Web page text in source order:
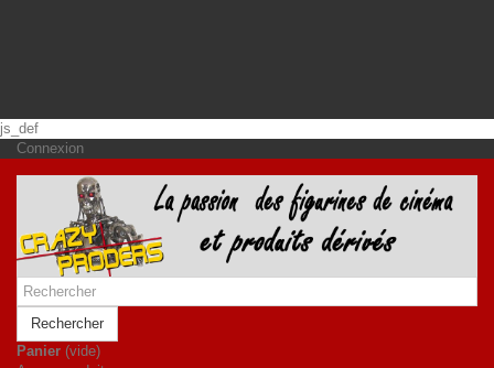
js_def
Connexion
Rechercher
Panier (vide)